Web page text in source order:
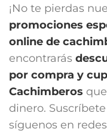
¡No te pierdas
promociones
online de
encontrarás
por compra y
Cachimberos
dinero.
síguenos en